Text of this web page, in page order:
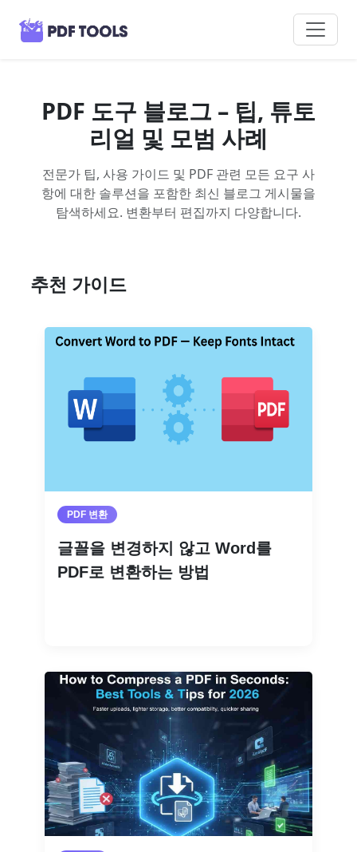
PDF 도구 블로그 – 팁, 튜토
리얼 및 모범 사례
전문가 팁, 사용 가이드 및 PDF 관련 모든 요구 사
항에 대한 솔루션을 포함한 최신 블로그 게시물을
탐색하세요. 변환부터 편집까지 다양합니다.
추천 가이드
PDF 변환
글꼴을 변경하지 않고 Word를
PDF로 변환하는 방법